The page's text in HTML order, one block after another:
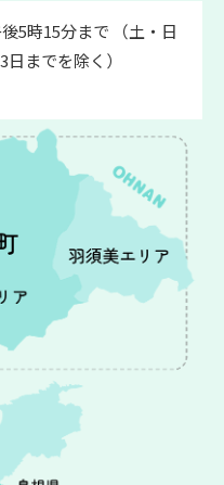
5時15分まで （土・日
までを除く）